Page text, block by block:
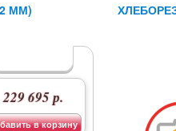
ММ)
229 695 р.
в корзину